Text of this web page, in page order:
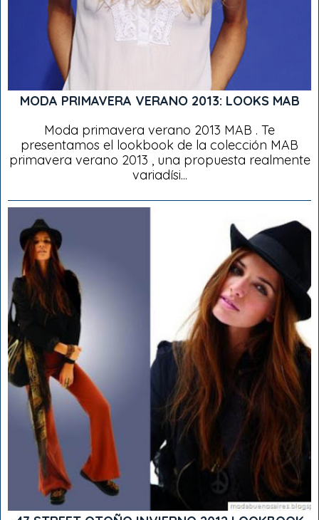
MODA PRIMAVERA VERANO 2013: LOOKS MAB
Moda primavera verano 2013 MAB . Te
presentamos el lookbook de la colección MAB
primavera verano 2013 , una propuesta realmente
variadísi...